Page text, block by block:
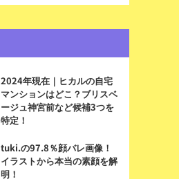
2024年現在｜ヒカルの自宅
マンションはどこ？ブリスベ
ージュ神宮前など候補3つを
特定！
tuki.の97.8％顔バレ画像！
イラストから本当の素顔を解
明！